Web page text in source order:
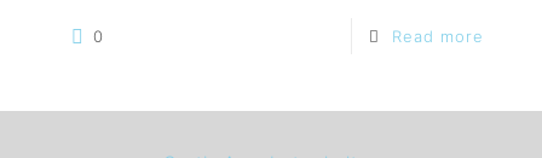
0 Read more